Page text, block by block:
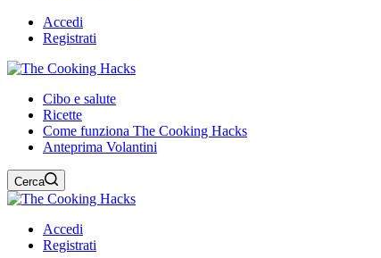
Accedi
Registrati
Cibo e salute
Ricette
Come funziona The Cooking Hacks
Anteprima Volantini
Cerca
Accedi
Registrati